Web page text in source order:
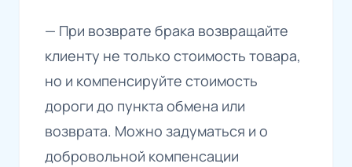
— При возврате брака возвращайте
клиенту не только стоимость товара,
но и компенсируйте стоимость
дороги до пункта обмена или
возврата. Можно задуматься и о
добровольной компенсации